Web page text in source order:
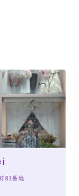
81番地